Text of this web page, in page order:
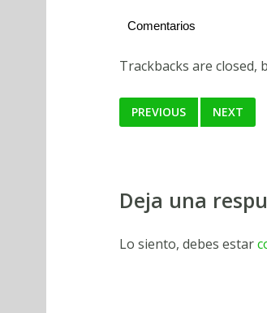
Comentarios
Trackbacks are closed,
PREVIOUS NEXT
Deja una
Lo siento, debes estar